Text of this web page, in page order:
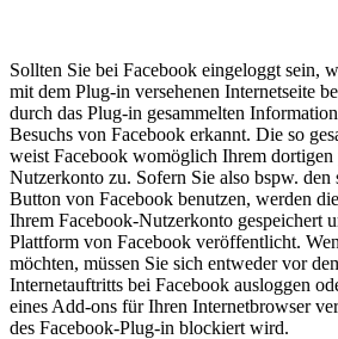
Sollten Sie bei Facebook eingeloggt sein,
mit dem Plug-in versehenen Internetseite
durch das Plug-in gesammelten
Besuchs von Facebook erkannt. Die so
weist Facebook womöglich Ihrem dortigen
Nutzerkonto zu. Sofern Sie also bspw. den
Button von Facebook benutzen, werden
Ihrem Facebook-Nutzerkonto gespeichert
Plattform von Facebook veröffentlicht.
möchten, müssen Sie sich entweder vor
Internetauftritts bei Facebook ausloggen
eines Add-ons für Ihren Internetbrowser
des Facebook-Plug-in blockiert wird.